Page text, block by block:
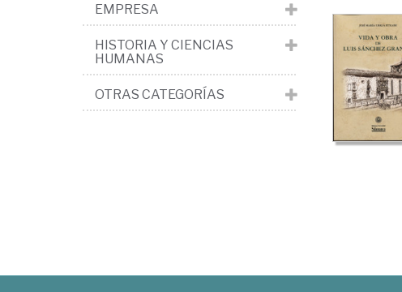
EMPRESA
HISTORIA Y CIENCIAS
HUMANAS
OTRAS CATEGORÍAS